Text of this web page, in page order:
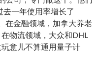
去一年使用率增长了
在金融领域，加拿大养老
物流领域，大众和DHL
意儿不算通用量子计